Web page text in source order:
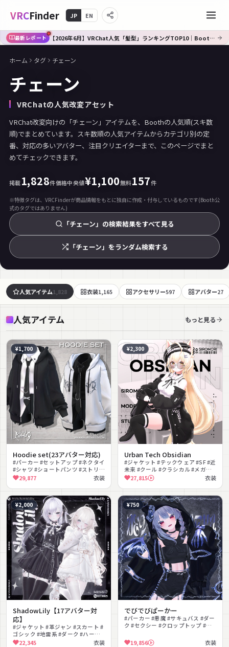
VRCFinder JP EN
最新レポート 【2026年6月】VRChat人気「髪型」ランキングTOP10｜Booth傾向分析
ホーム タグ チェーン
チェーン
VRChatの人気改変アセット
VRChat改変向けの「チェーン」アイテムを、Boothの人気順(スキ数
順)でまとめています。スキ数順の人気アイテムからカテゴリ別の定
番、対応の多いアバター、注目クリエイターまで、このページでまと
めてチェックできます。
掲載1,828件価格中央値¥1,100無料157件
※特徴タグは、VRCFinderが商品情報をもとに独自に作成・付与しているものです(Booth公
式のタグではありません)
「チェーン」の検索結果をすべて見る
「チェーン」をランダム検索する
人気アイテム 1,828 衣装1,165 アクセサリー597 アバター27
人気アイテム もっと見る
¥1,700
Hoodie set(23アバター対応)
#パーカー #セットアップ #ネクタイ
#シャツ #ショートパンツ #ストリー
ト #クール #オーバーサイズ #モノ
トーン #ペアルック
29,877 衣装
¥2,300
Urban Tech Obsidian
#ジャケット #テックウェア #SF #近
未来 #クール #クラシカル #メガネ #
帽子 #サイハイ #モノトーン
27,815 衣装
¥2,000
ShadowLily【17アバター対
応】
#ジャケット #革ジャン #スカート #
ゴシック #地雷系 #ダーク #ハーネ
ス #ガーター #チェーン #冬服
22,345 衣装
¥750
でびでびぱーかー
#パーカー #悪魔 #サキュバス #ダー
ク #セクシー #クロップトップ #フ
ェーン
19,856 衣装